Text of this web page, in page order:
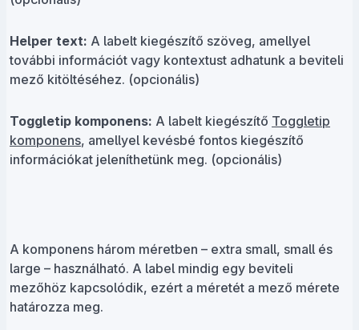
Helper text: A labelt kiegészítő szöveg, amellyel
további információt vagy kontextust adhatunk a beviteli
mező kitöltéséhez. (opcionális)
Toggletip komponens: A labelt kiegészítő Toggletip
komponens, amellyel kevésbé fontos kiegészítő
információkat jeleníthetünk meg. (opcionális)
A komponens három méretben – extra small, small és
large – használható. A label mindig egy beviteli
mezőhöz kapcsolódik, ezért a méretét a mező mérete
határozza meg.